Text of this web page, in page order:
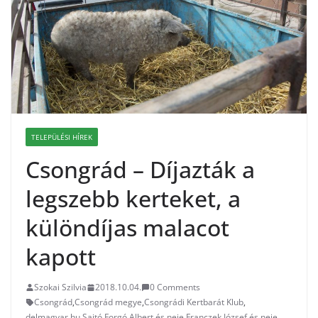
TELEPÜLÉSI HÍREK
Csongrád – Díjazták a
legszebb kerteket, a
különdíjas malacot
kapott
Szokai Szilvia 2018.10.04.
0 Comments
Csongrád,Csongrád megye,Csongrádi Kertbarát Klub,